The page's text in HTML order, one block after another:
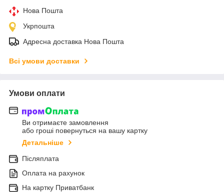
Нова Пошта
Укрпошта
Адресна доставка Нова Пошта
Всі умови доставки
Умови оплати
Ви отримаєте замовлення
або гроші повернуться на вашу картку
Детальніше
Післяплата
Оплата на рахунок
На картку Приватбанк